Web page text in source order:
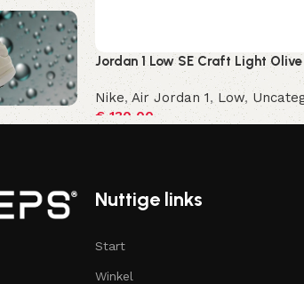
Jordan 1 Low SE Craft Light Olive
Nike,Air Jordan 1, Low,
€130,00
Nuttige links
Start
Winkel